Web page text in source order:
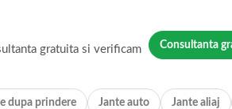
gratuita si verificam
Consultanta
dupa prindere Jante auto Jante aliaj